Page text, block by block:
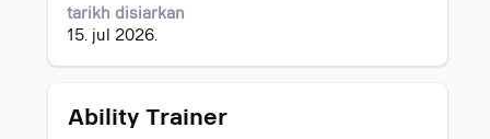
tarikh disiarkan
15. jul 2026.
maklumat
kerja.
Jawatan
Ability Trainer
Pilih